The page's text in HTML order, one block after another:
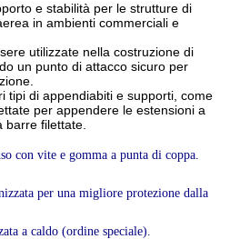
e stabilità per le strutture di
in ambienti commerciali e
utilizzate nella costruzione di
un punto di attacco sicuro per
tipi di appendiabiti e supporti, come
per appendere le estensioni a
barre filettate.
con vite e gomma a punta di coppa.
per una migliore protezione dalla
a caldo (ordine speciale).